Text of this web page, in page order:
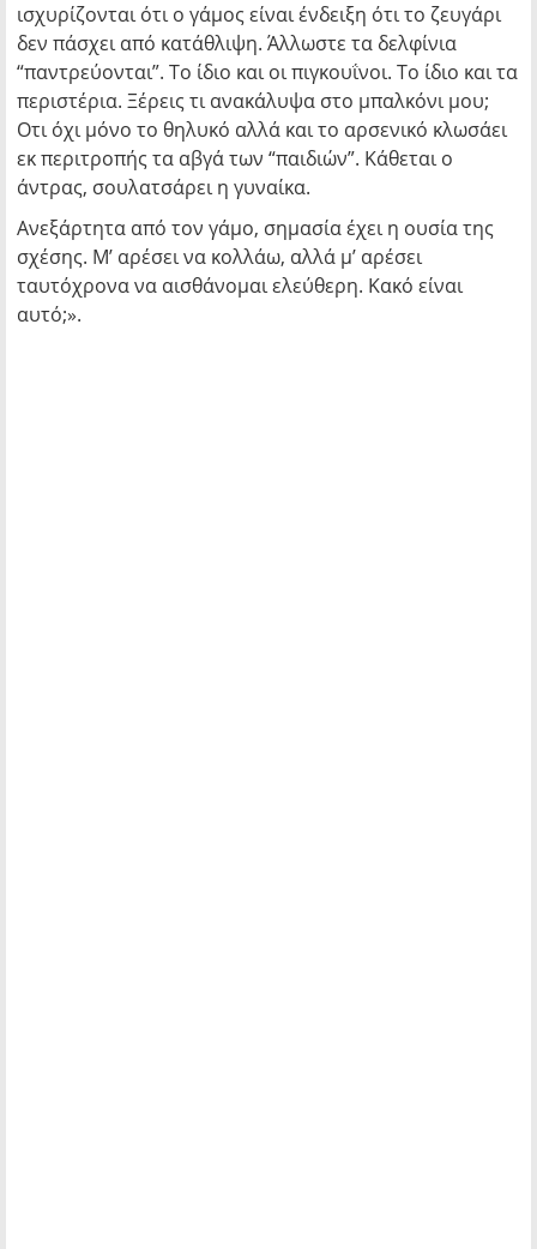
ισχυρίζονται ότι ο γάμος είναι ένδειξη ότι το ζευγάρι
δεν πάσχει από κατάθλιψη. Άλλωστε τα δελφίνια
“παντρεύονται”. Το ίδιο και οι πιγκουΐνοι. Το ίδιο και τα
περιστέρια. Ξέρεις τι ανακάλυψα στο μπαλκόνι μου;
Οτι όχι μόνο το θηλυκό αλλά και το αρσενικό κλωσάει
εκ περιτροπής τα αβγά των “παιδιών”. Κάθεται ο
άντρας, σουλατσάρει η γυναίκα.
Ανεξάρτητα από τον γάμο, σημασία έχει η ουσία της
σχέσης. Μ’ αρέσει να κολλάω, αλλά μ’ αρέσει
ταυτόχρονα να αισθάνομαι ελεύθερη. Κακό είναι
αυτό;».